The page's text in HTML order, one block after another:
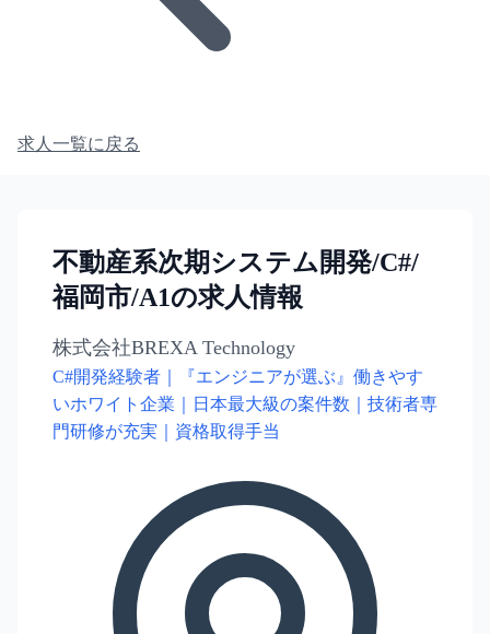
求人一覧に戻る
不動産系次期システム開発/C#/
福岡市/A1の求人情報
株式会社BREXA Technology
C#開発経験者｜『エンジニアが選ぶ』働きやす
いホワイト企業｜日本最大級の案件数｜技術者専
門研修が充実｜資格取得手当